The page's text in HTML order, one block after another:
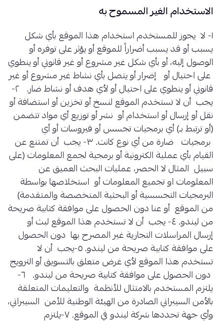
الاستخدام الغير المسموح به
١- لا يجوز للمستخدم استخدام هذا الموقع بأي شكل
يسبب أو قد يسبب أضراراً للموقع أو يؤثر على توفره أو
الوصول إليه، أو بأي شكل غير مشروع أو غير قانوني أو ينطوي
على احتيال أو إضرار أو يتصل بأي نشاط غير مشروع أو غير
قانوني أو ينطوي على احتيال أو لأي هدف أو نشاط ضار. ٢-
يجب أن لا تستخدم الموقع لنسخ أو تخزين أو استضافة أو
نقل أو إرسال أو استخدام أو نشر أو توزيع أي مواد تتضمن
(أو ترتبط بـ) أي برمجيات تجسس أو فيروسات أو أي
برمجيات ضارة من أي نوع كانت. ٣- يجب أن تمتنع عن
القيام بأي عملية الكترونية أو برمجية لجمع المعلومات (على
سبيل المثال لا الحصر، عمليات البحث العميق عن
المعلومات او تجميع المعلومات أو استخلاصها بواسطة
البرمجيات التجسسية أو البحثية المتخصصة والمتقدمة)
من الموقع أو عنا دون الحصول على موافقة كتابية صريحة
من ليندو. ٤- يجب أن لا تستخدم هذا الموقع لبث أو
إرسال المراسلات التجارية غير المصرح بها دون الحصول
على موافقة كتابية صريحة من ليندو. ٥-يجب أن لا
تستخدم هذا الموقع لأي غرض متعلق بالتسويق أو الترويج
دون الحصول على موافقة كتابية صريحة من ليندو. ٦-
يلتزم المستخدم بالامتثال للأنظمة والتعليمات المتعلقة
بالأمن السيبراني الصادرة من الهيئة الوطنية للأمن السيبراني،
وأي جهة تحددها شركة ليندو في الموقع. ٧-يلتزم